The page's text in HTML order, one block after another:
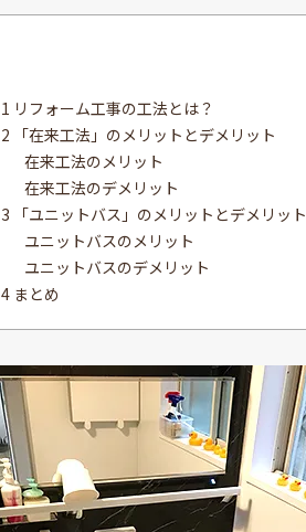
1 リフォーム工事の工法とは？
2 「在来工法」のメリットとデメリット
在来工法のメリット
在来工法のデメリット
3 「ユニットバス」のメリットとデメリット
ユニットバスのメリット
ユニットバスのデメリット
4 まとめ